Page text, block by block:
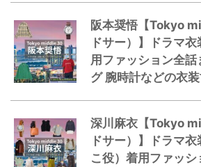
阪本奨悟【Tokyo
ドサー）】ドラマ
用ファッション全話
グ 腕時計などの衣
深川麻衣【Tokyo
ドサー）】ドラマ
こ役）着用ファッシ